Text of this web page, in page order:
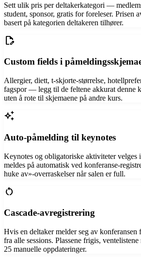
Sett ulik pris per deltakerkategori —
student, sponsor, gratis for foreleser. Prisen
basert på kategorien deltakeren tilhører.
edit_document
Custom fields i
Allergier, diett, t-skjorte-størrelse,
fagspor — legg til de feltene akkurat denne
uten å rote til skjemaene på andre kurs.
auto_awesome
Auto-påmelding til keynotes
Keynotes og obligatoriske aktiviteter
meldes på automatisk ved konferanse-
huke av»-overraskelser når salen er full.
restart_alt
Cascade-avregistrering
Hvis en deltaker melder seg av konferansen
fra alle sessions. Plassene frigis,
25 manuelle oppdateringer.